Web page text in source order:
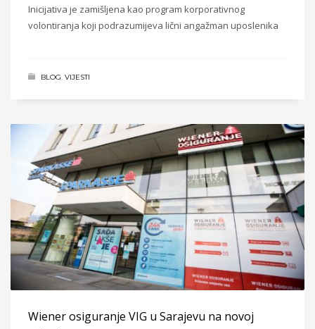
Inicijativa je zamišljena kao program korporativnog
volontiranja koji podrazumijeva lični angažman uposlenika
BLOG, VIJESTI
Wiener osiguranje VIG u Sarajevu na novoj